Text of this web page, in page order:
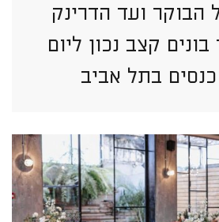
ועד הדרינק
קצב נכון ליום
בתל אביב